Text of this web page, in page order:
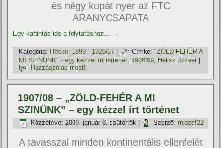
és négy kupát nyer az FTC
ARANYCSAPATA
Egy kattintás ide a folytatáshoz.... →
Kategória: Hőskor 1899 - 1926/27 | Címke: "ZÖLD-FEHÉR A
MI SZINÜNK" - egy kézzel í­rt történet, 1908/09, Hélisz József
Hozzászólás most!
1907/08 – „ZÖLD-FEHÉR A MI
SZINÜNK” – egy kézzel í­rt történet
Közzétéve: 2009. január 8. csütörtök Szerző: mjozef22
A tavasszal minden kontinentális ellenfelét